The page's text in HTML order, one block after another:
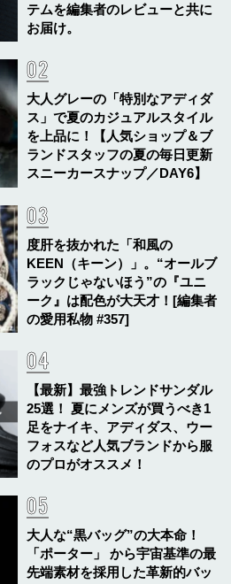
テムを編集者のレビューと共に
お届け。
大人グレーの「特別なアディダ
ス」で夏のカジュアルスタイル
を上品に！【人気ショップ＆ブ
ランドスタッフの夏の毎日更新
スニーカースナップ／DAY6】
度肝を抜かれた「和風の
KEEN（キーン）」。“オールブ
ラックじゃないほう”の『ユニ
ーク』は配色が大天才！[編集者
の愛用私物 #357]
【最新】最強トレンドサンダル
25選！ 夏にメンズが買うべき1
足をナイキ、アディダス、ウー
フォスなど人気ブランドから服
のプロがオススメ！
大人な“黒バッグ”の大本命！
「ポーター」 から宇宙基準の最
先端素材を採用した革新的バッ